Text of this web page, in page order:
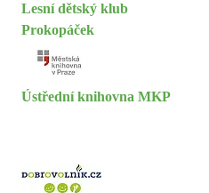
Lesní dětský klub
Prokopáček
Ústřední knihovna MKP